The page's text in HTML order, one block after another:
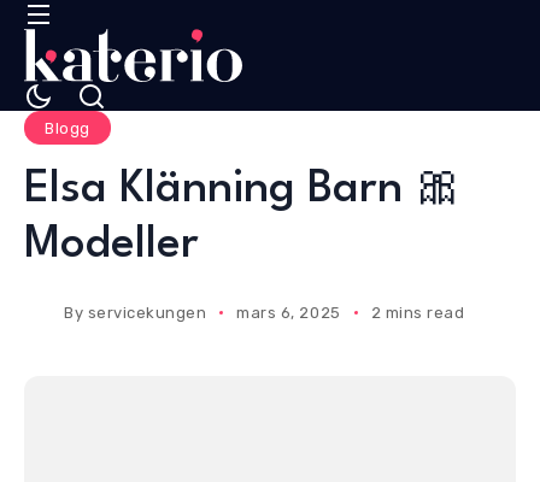
Blogg
Elsa Klänning Barn 🎀
Modeller
By servicekungen mars 6, 2025 2 mins read